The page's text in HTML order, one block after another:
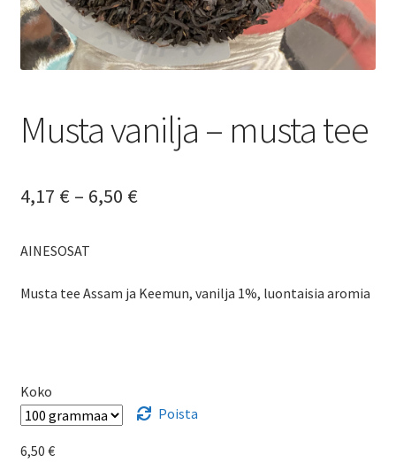
Musta vanilja – musta tee
4,17 € – 6,50 €Hintaluokka:
6,50 €
AINESOSAT
Musta tee Assam ja Keemun, vanilja 1%, luontaisia aromia
Koko
Poista
6,50 €